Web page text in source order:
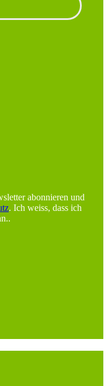
abonnieren und
. Ich weiss, dass ich